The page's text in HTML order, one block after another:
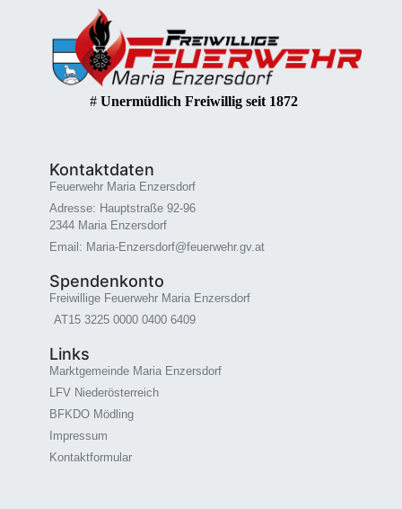
# Unermüdlich Freiwillig seit 1872
Kontaktdaten
Feuerwehr Maria Enzersdorf
Adresse: Hauptstraße 92-96
2344 Maria Enzersdorf
Email: Maria-Enzersdorf@feuerwehr.gv.at
Spendenkonto
Freiwillige Feuerwehr Maria Enzersdorf
AT15 3225 0000 0400 6409
Links
Marktgemeinde Maria Enzersdorf
LFV Niederösterreich
BFKDO Mödling
Impressum
Kontaktformular